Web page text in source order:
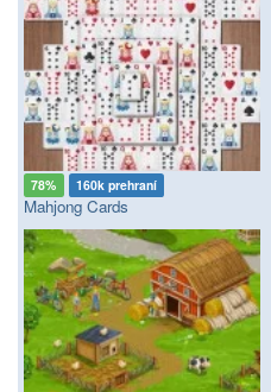
78% 160k prehraní
Mahjong Cards